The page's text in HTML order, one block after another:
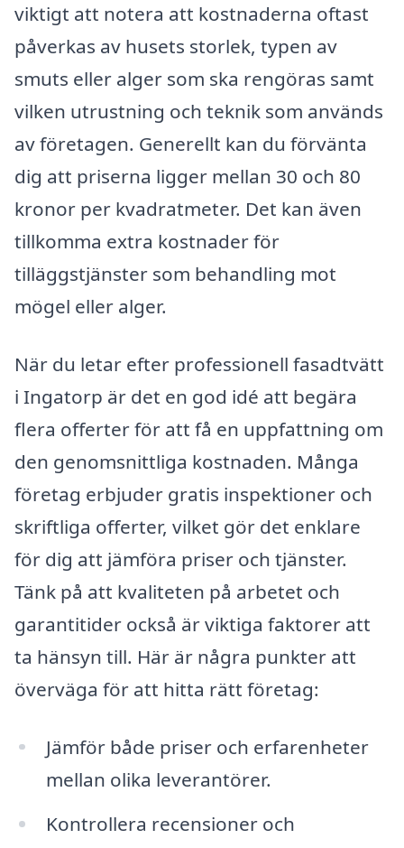
viktigt att notera att kostnaderna oftast
påverkas av husets storlek, typen av
smuts eller alger som ska rengöras samt
vilken utrustning och teknik som används
av företagen. Generellt kan du förvänta
dig att priserna ligger mellan 30 och 80
kronor per kvadratmeter. Det kan även
tillkomma extra kostnader för
tilläggstjänster som behandling mot
mögel eller alger.
När du letar efter professionell fasadtvätt
i Ingatorp är det en god idé att begära
flera offerter för att få en uppfattning om
den genomsnittliga kostnaden. Många
företag erbjuder gratis inspektioner och
skriftliga offerter, vilket gör det enklare
för dig att jämföra priser och tjänster.
Tänk på att kvaliteten på arbetet och
garantitider också är viktiga faktorer att
ta hänsyn till. Här är några punkter att
överväga för att hitta rätt företag:
Jämför både priser och erfarenheter
mellan olika leverantörer.
Kontrollera recensioner och